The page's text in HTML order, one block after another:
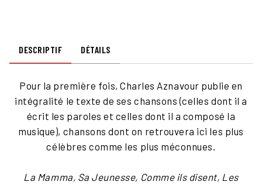
DESCRIPTIF DÉTAILS
Pour la première fois, Charles Aznavour publie en
intégralité le texte de ses chansons (celles dont il a
écrit les paroles et celles dont il a composé la
musique), chansons dont on retrouvera ici les plus
célèbres comme les plus méconnues.
La Mamma, Sa Jeunesse, Comme ils disent, Les